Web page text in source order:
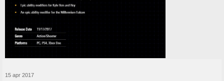
15 apr 2017